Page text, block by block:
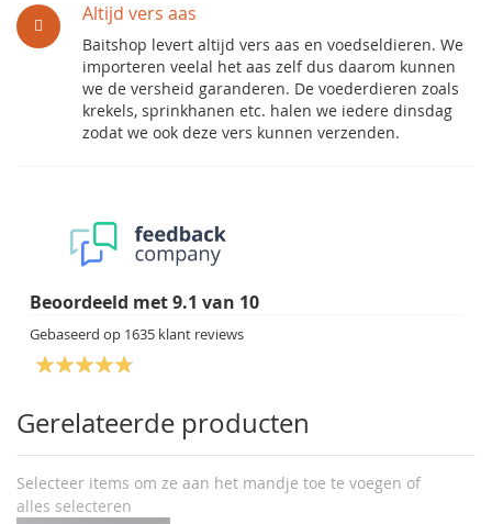
Altijd vers aas
Baitshop levert altijd vers aas en voedseldieren. We
importeren veelal het aas zelf dus daarom kunnen
we de versheid garanderen. De voederdieren zoals
krekels, sprinkhanen etc. halen we iedere dinsdag
zodat we ook deze vers kunnen verzenden.
Beoordeeld met9.1 van 10
Gebaseerd op 1635 klant reviews
Gerelateerde producten
Selecteer items om ze aan het mandje toe te voegen of
alles selecteren